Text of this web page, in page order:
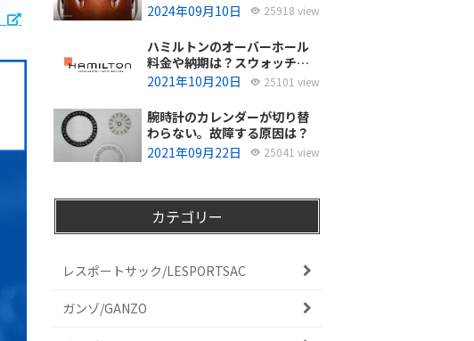
カーズ調査・2026年8月】
2024年09月10日 25918 view
ハミルトンのオーバーホール
料金や納期は？スウォッチグ
ループジャパンと修理専門店
2021年10月20日 25101 view
腕時計のカレンダーが切り替
わらない。故障する原因は？
2021年09月22日
25041 view
カテゴリー
レスポートサック/LESPORTSAC
ガンゾ/GANZO